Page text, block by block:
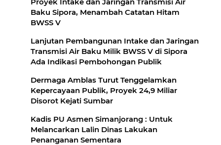
Baku Sipora, Menambah Catatan Hitam
BWSS V
Lanjutan Pembangunan Intake dan Jaringan
Transmisi Air Baku Milik BWSS V di Sipora
Ada Indikasi Pembohongan Publik
Dermaga Amblas Turut Tenggelamkan
Kepercayaan Publik, Proyek 24,9 Miliar
Disorot Kejati Sumbar
Kadis PU Asmen Simanjorang : Untuk
Melancarkan Lalin Dinas Lakukan
Penanganan Sementara